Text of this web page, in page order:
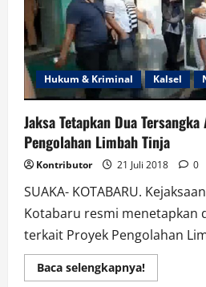
Hukum & Kriminal Kalsel
Jaksa Tetapkan Dua
Pengolahan Limbah Tinja
Kontributor 21 Juli 2018 0
SUAKA- KOTABARU.
Kotabaru resmi menetapkan
terkait Proyek Pengolahan
Baca selengkapnya!Read
more